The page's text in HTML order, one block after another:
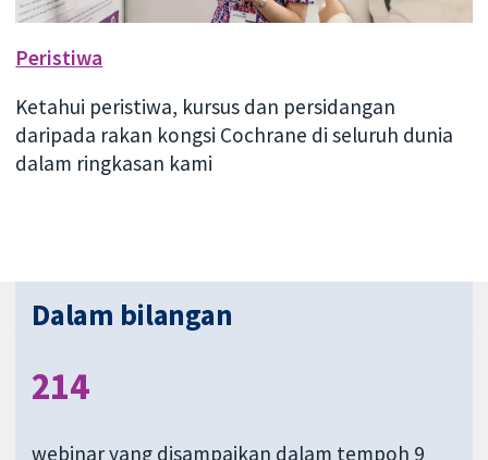
Peristiwa
Ketahui peristiwa, kursus dan persidangan
daripada rakan kongsi Cochrane di seluruh dunia
dalam ringkasan kami
Dalam bilangan
214
webinar yang disampaikan dalam tempoh 9